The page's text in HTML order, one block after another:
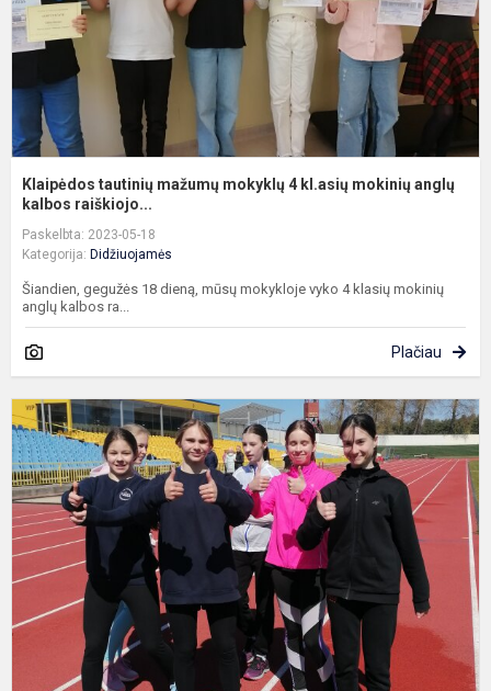
Klaipėdos tautinių mažumų mokyklų 4 kl.asių mokinių anglų
kalbos raiškiojo...
Paskelbta: 2023-05-18
Kategorija: Didžiuojamės
Šiandien, gegužės 18 dieną, mūsų mokykloje vyko 4 klasių mokinių
anglų kalbos ra...
Plačiau